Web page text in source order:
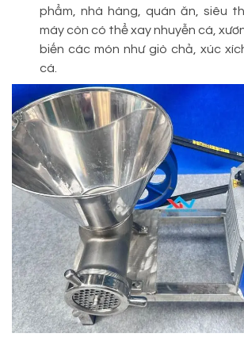
phẩm, nhà hàng, quán ăn, siêu
máy còn có thể xay nhuyễn cá,
biến các món như giò chả, xúc
cá.